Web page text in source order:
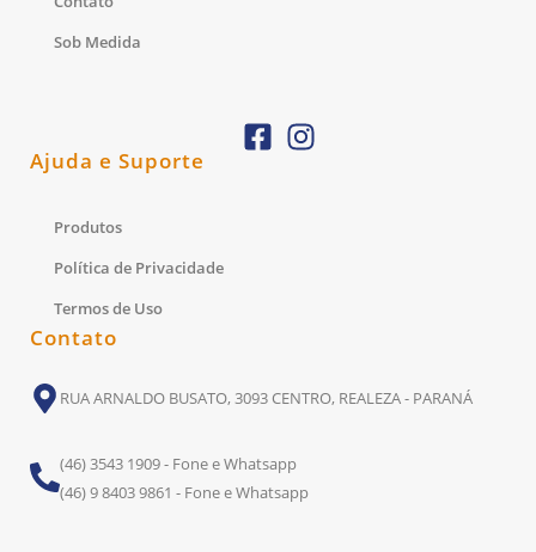
Sob Medida
Ajuda e Suporte
Produtos
Política de Privacidade
Termos de Uso
Contato
RUA ARNALDO BUSATO, 3093 CENTRO, REALEZA - PARANÁ
(46) 3543 1909 - Fone e Whatsapp
(46) 9 8403 9861 - Fone e Whatsapp